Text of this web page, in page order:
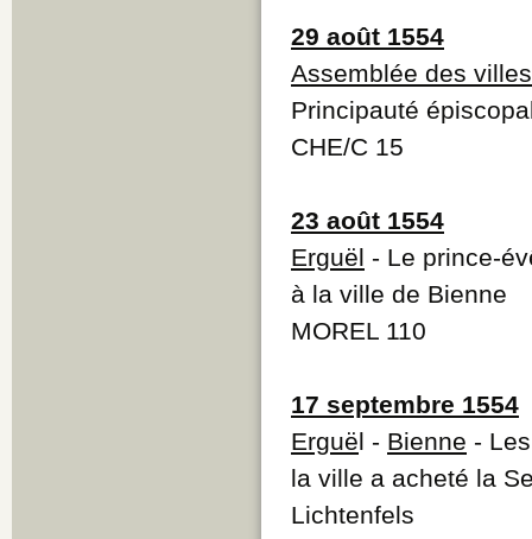
29 août 1554
Assemblée des
Principauté
CHE/C 15
23 août 1554
Erguël - Le prince-
à la ville de Bienne
MOREL 110
17 septembre 1554
Erguël - Bienne -
la ville a acheté la
Lichtenfels